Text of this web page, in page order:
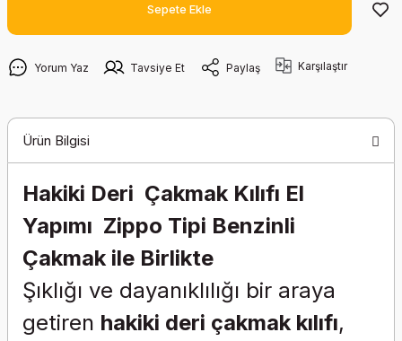
Sepete Ekle
Yorum Yaz Tavsiye Et Paylaş Karşılaştır
Ürün Bilgisi
Hakiki Deri Çakmak Kılıfı El
Yapımı Zippo Tipi Benzinli
Çakmak ile Birlikte
Şıklığı ve dayanıklılığı bir araya
getiren hakiki deri çakmak kılıfı,